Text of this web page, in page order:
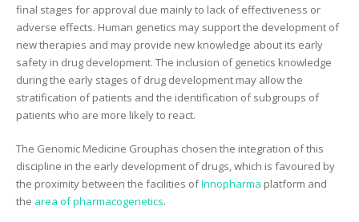
final stages for approval due mainly to lack of effectiveness or
adverse effects. Human genetics may support the development of
new therapies and may provide new knowledge about its early
safety in drug development. The inclusion of genetics knowledge
during the early stages of drug development may allow the
stratification of patients and the identification of subgroups of
patients who are more likely to react.
The Genomic Medicine Grouphas chosen the integration of this
discipline in the early development of drugs, which is favoured by
the proximity between the facilities ofInnopharma platform and
the area of pharmacogenetics.